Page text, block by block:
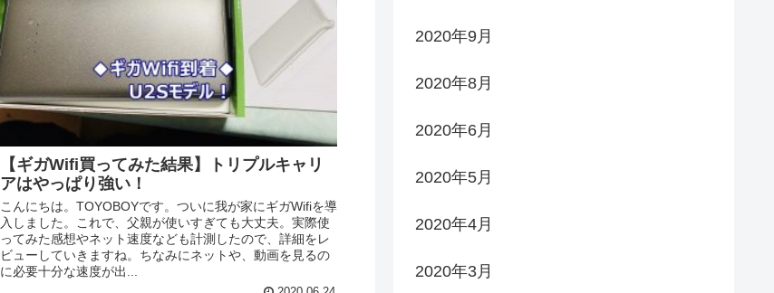
【ギガWifi買ってみた結果】トリプルキャリ
アはやっぱり強い！
こんにちは。TOYOBOYです。ついに我が家にギガWifiを導
入しました。これで、父親が使いすぎても大丈夫。実際使
ってみた感想やネット速度なども計測したので、詳細をレ
ビューしていきますね。ちなみにネットや、動画を見るの
に必要十分な速度が出...
2020年9月
2020年8月
2020年6月
2020年5月
2020年4月
2020年3月